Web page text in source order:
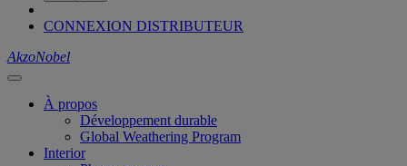
CONNEXION DISTRIBUTEUR
AkzoNobel
À propos
Développement durable
Global Weathering Program
Interior